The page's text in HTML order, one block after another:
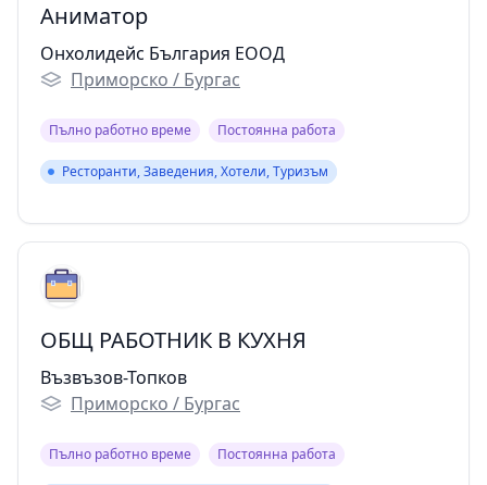
Аниматор
Онхолидейс България ЕООД
Приморско / Бургас
Пълно работно време Постоянна работа
Ресторанти, Заведения, Хотели, Туризъм
Ресторанти, Заведения, Хотели, Туризъм
ОБЩ РАБОТНИК В КУХНЯ
Възвъзов-Топков
Приморско / Бургас
Пълно работно време Постоянна работа